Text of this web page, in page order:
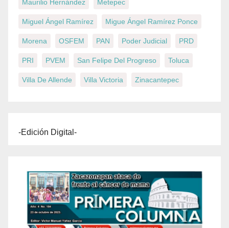
Maurilio Hernández Metepec
Miguel Ángel Ramírez Migue Ángel Ramírez Ponce
Morena OSFEM PAN Poder Judicial PRD
PRI PVEM San Felipe Del Progreso Toluca
Villa De Allende Villa Victoria Zinacantepec
-Edición Digital-